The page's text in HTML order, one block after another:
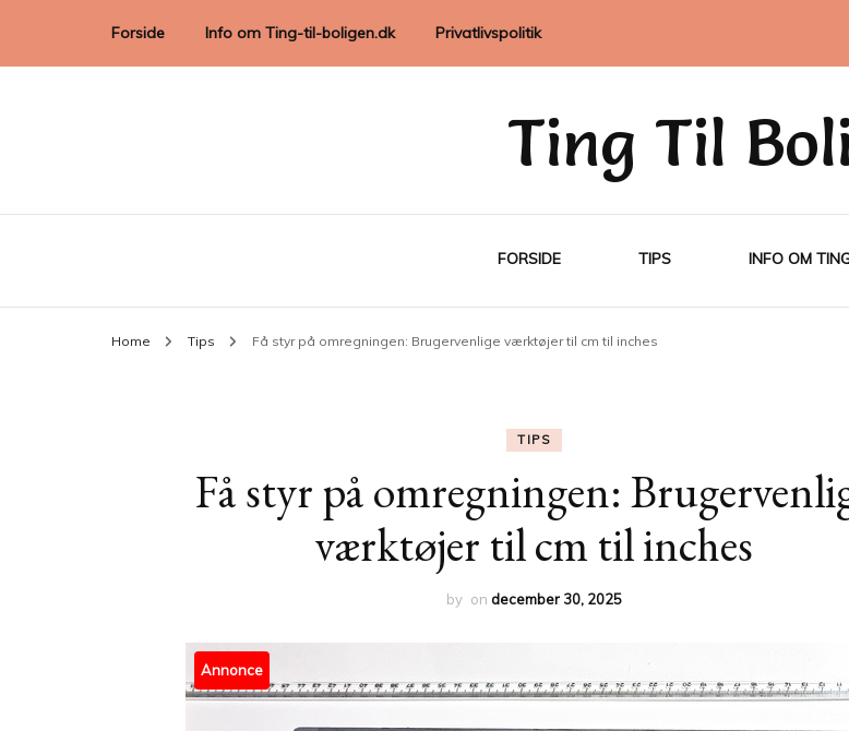
Forside Info om Ting-til-boligen.dk Privatlivspolitik
Ting Til
FORSIDE TIPS INFO OM
Home Tips Få styr på omregningen: Brugervenlige værktøjer til cm til inches
TIPS
Få styr på omregningen:
værktøjer til cm til inches
by on december 30, 2025
Annonce